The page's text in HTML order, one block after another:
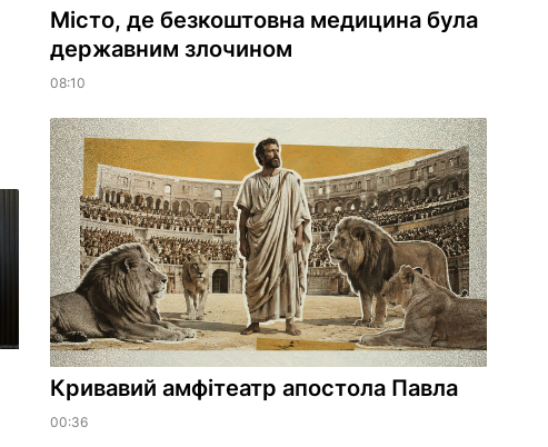
Місто, де безкоштовна медицина була
державним злочином
08:10
​Кривавий амфітеатр апостола Павла
00:36